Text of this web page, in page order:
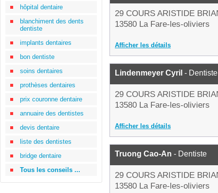
hôpital dentaire
blanchiment des dents
dentiste
implants dentaires
bon dentiste
soins dentaires
prothèses dentaires
prix couronne dentaire
annuaire des dentistes
devis dentaire
liste des dentistes
bridge dentaire
Tous les conseils ...
29 COURS ARISTIDE
13580 La Fare-les-oliviers
Afficher les détails
Lindenmeyer Cyril - Dentiste
29 COURS ARISTIDE
13580 La Fare-les-oliviers
Afficher les détails
Truong Cao-An - Dentiste
29 COURS ARISTIDE
13580 La Fare-les-oliviers